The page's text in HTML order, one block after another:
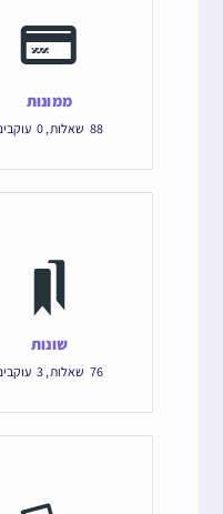
ממונות
88 שאלות,
0
שונות
76 שאלות,
3